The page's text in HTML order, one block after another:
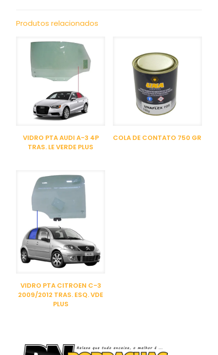
Produtos relacionados
VIDRO PTA AUDI A-3 4P
TRAS. LE VERDE PLUS
COLA DE CONTATO 750 GR
VIDRO PTA CITROEN C-3
2009/2012 TRAS. ESQ. VDE
PLUS